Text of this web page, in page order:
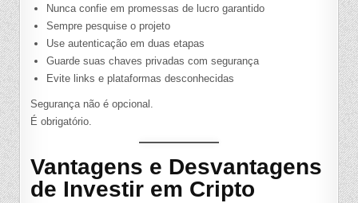
Nunca confie em promessas de lucro garantido
Sempre pesquise o projeto
Use autenticação em duas etapas
Guarde suas chaves privadas com segurança
Evite links e plataformas desconhecidas
Segurança não é opcional.
É obrigatório.
Vantagens e Desvantagens
de Investir em Cripto